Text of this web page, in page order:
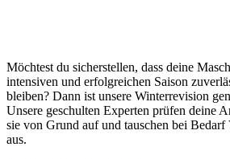
Möchtest du sicherstellen, dass deine
intensiven und erfolgreichen Saison
bleiben? Dann ist unsere Winterrevision
Unsere geschulten Experten prüfen deine
sie von Grund auf und tauschen bei
aus.